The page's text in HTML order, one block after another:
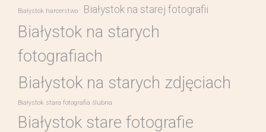
Białystok harcerstwo Białystok na starej fotografii
Białystok na starych
fotografiach
Białystok na starych zdjęciach
Białystok stara fotografia ślubna
Białystok stare fotografie